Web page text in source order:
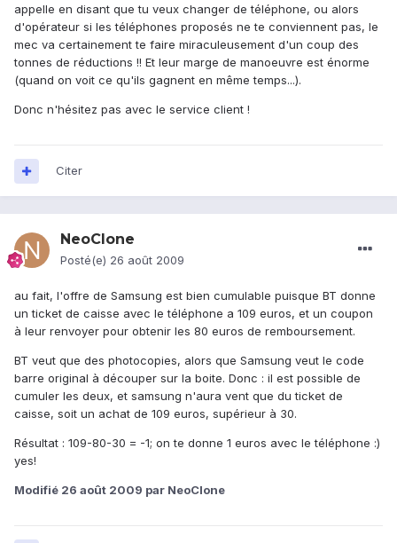
appelle en disant que tu veux changer de téléphone, ou alors
d'opérateur si les téléphones proposés ne te conviennent pas, le
mec va certainement te faire miraculeusement d'un coup des
tonnes de réductions !! Et leur marge de manoeuvre est énorme
(quand on voit ce qu'ils gagnent en même temps...).
Donc n'hésitez pas avec le service client !
Citer
NeoClone
Posté(e) 26 août 2009
au fait, l'offre de Samsung est bien cumulable puisque BT donne
un ticket de caisse avec le téléphone a 109 euros, et un coupon
à leur renvoyer pour obtenir les 80 euros de remboursement.
BT veut que des photocopies, alors que Samsung veut le code
barre original à découper sur la boite. Donc : il est possible de
cumuler les deux, et samsung n'aura vent que du ticket de
caisse, soit un achat de 109 euros, supérieur à 30.
Résultat : 109-80-30 = -1; on te donne 1 euros avec le téléphone :)
yes!
Modifié 26 août 2009 par NeoClone